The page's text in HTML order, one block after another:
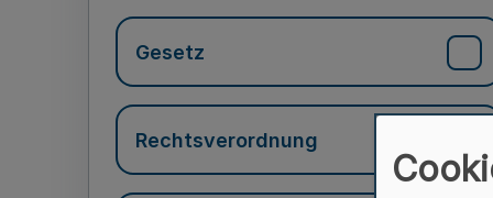
Gesetz
Rechtsverordnung